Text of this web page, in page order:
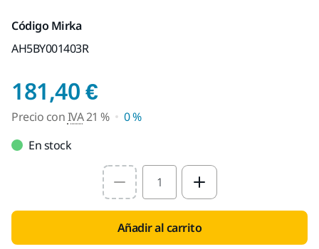
Código Mirka
AH5BY001403R
181,40 €Precio con IVA 21 %
Precio conIVA21 %
0 %
En stock
Select quantity value
Añadir al carrito